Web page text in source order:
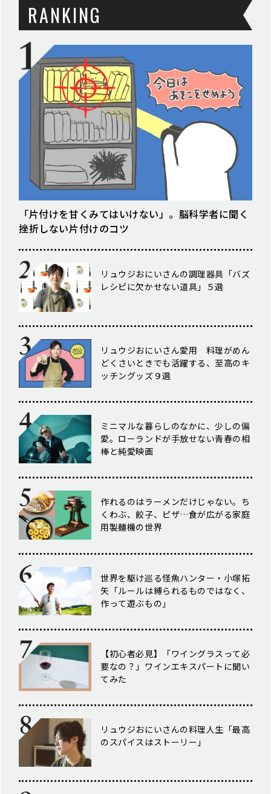
RANKING
「片付けを甘くみてはいけない」。脳科学者に聞く
挫折しない片付けのコツ
リュウジおにいさんの調理器具「バズ
レシピに欠かせない道具」５選
リュウジおにいさん愛用 料理がめん
どくさいときでも活躍する、至高のキ
ッチングッズ９選
ミニマルな暮らしのなかに、少しの偏
愛。ローランドが手放せない青春の相
棒と純愛映画
作れるのはラーメンだけじゃない。ち
くわぶ、餃子、ピザ…食が広がる家庭
用製麺機の世界
世界を駆け巡る怪魚ハンター・小塚拓
矢「ルールは縛られるものではなく、
作って遊ぶもの」
【初心者必見】「ワイングラスって必
要なの？」ワインエキスパートに聞い
てみた
リュウジおにいさんの料理人生「最高
のスパイスはストーリー」